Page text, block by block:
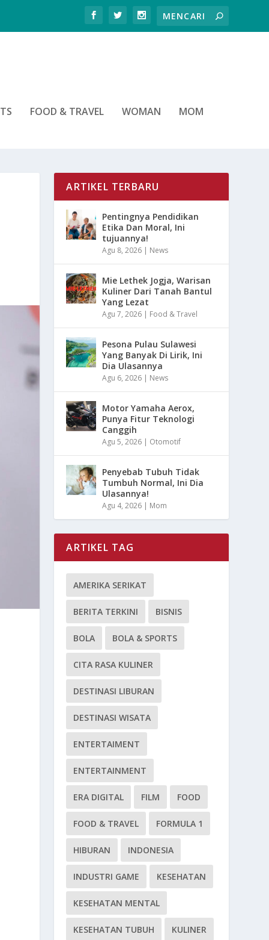
FOOD & TRAVEL WOMAN MOM
ARTIKEL TERBARU
Pentingnya Pendidikan
Etika Dan Moral, Ini
tujuannya!
Agu 8, 2026 | News
Mie Lethek Jogja, Warisan
Kuliner Dari Tanah Bantul
Yang Lezat
Agu 7, 2026 | Food & Travel
Pesona Pulau Sulawesi
Yang Banyak Di Lirik, Ini
Dia Ulasannya
Agu 6, 2026 | News
Motor Yamaha Aerox,
Punya Fitur Teknologi
Canggih
Agu 5, 2026 | Otomotif
Penyebab Tubuh Tidak
Tumbuh Normal, Ini Dia
Ulasannya!
Agu 4, 2026 | Mom
ARTIKEL TAG
AMERIKA SERIKAT
BERITA TERKINI BISNIS
BOLA BOLA & SPORTS
CITA RASA KULINER
DESTINASI LIBURAN
DESTINASI WISATA
ENTERTAIMENT
ENTERTAINMENT
ERA DIGITAL FILM FOOD
FOOD & TRAVEL FORMULA 1
HIBURAN INDONESIA
INDUSTRI GAME KESEHATAN
KESEHATAN MENTAL
KESEHATAN TUBUH KULINER